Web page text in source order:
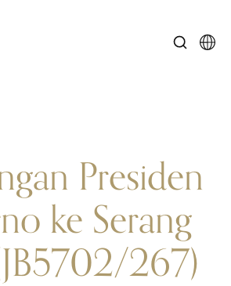
Presiden
ke Serang
267)